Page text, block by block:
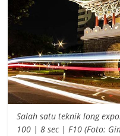
Salah satu teknik long
100 | 8 sec | F10 (Foto: